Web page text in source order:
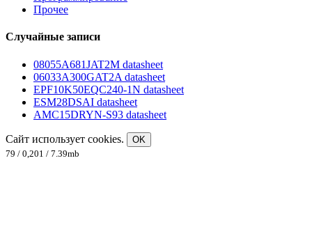
Прочее
Случайные записи
08055A681JAT2M datasheet
06033A300GAT2A datasheet
EPF10K50EQC240-1N datasheet
ESM28DSAI datasheet
AMC15DRYN-S93 datasheet
Сайт использует cookies.
OK
79 / 0,201 / 7.39mb